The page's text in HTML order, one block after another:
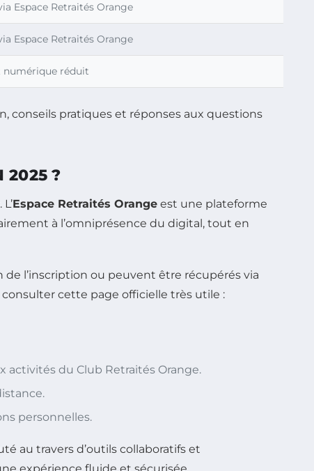
Espace Retraités Orange
Espace Retraités Orange
numérique réduit
2025 ?
Espace Retraités Orange est une plateforme
à l’omniprésence du digital, tout en
de l’inscription ou peuvent être récupérés via
cette page officielle très utile :
activités du Club Retraités Orange.
personnelles.
au travers d’outils collaboratifs et